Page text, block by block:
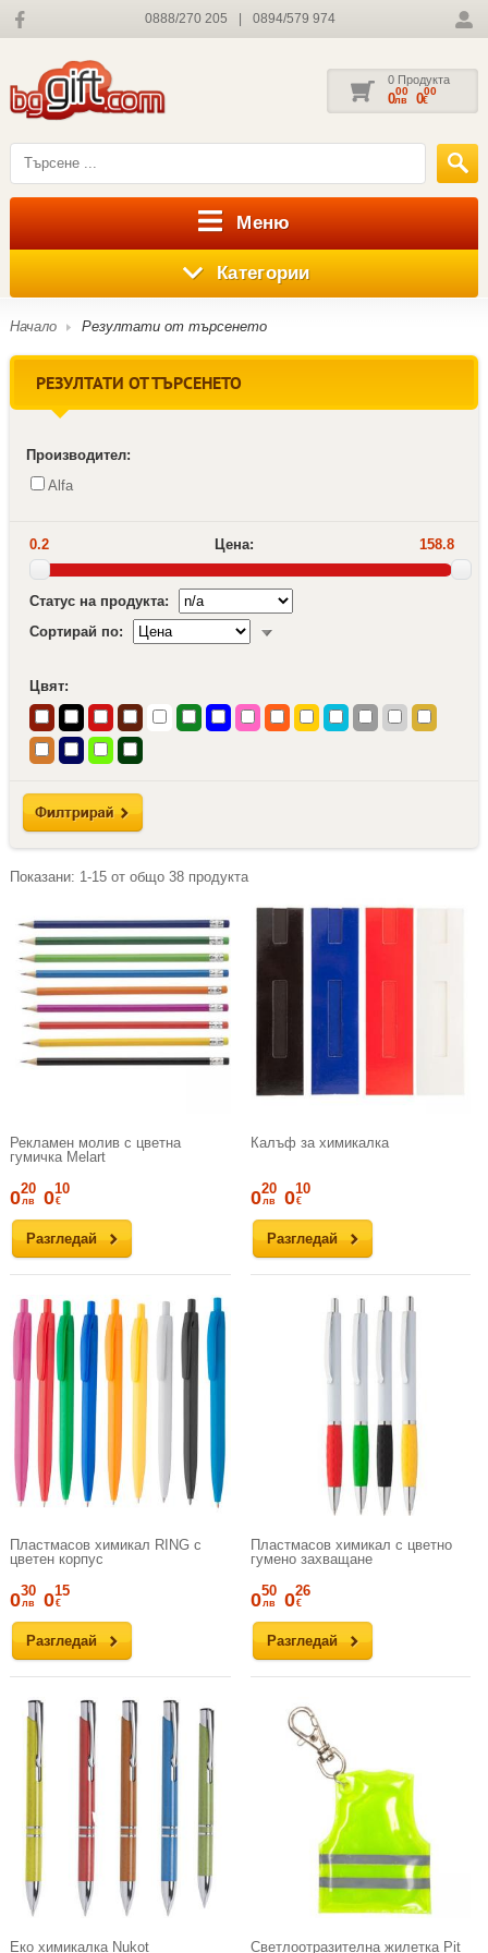
0888/270 205 0894/579 974
0 Продукта
000
лв 000
€
Меню
Категории
Начало Резултати от търсенето
РЕЗУЛТАТИ ОТ ТЪРСЕНЕТО
Производител:
Alfa
0.2 Цена: 158.8
Статус на продукта:
Сортирай по:
Цвят:
Показани: 1-15от общо 38продукта
Рекламен молив с цветна
гумичка Melart
Разгледай
020
лв 010
€
Калъф за химикалка
Разгледай
020
лв 010
€
Пластмасов химикал RING с
цветен корпус
Разгледай
030
лв 015
€
Пластмасов химикал с цветно
гумено захващане
Разгледай
050
лв 026
€
Еко химикалка Nukot
Светлоотразителна жилетка Pit